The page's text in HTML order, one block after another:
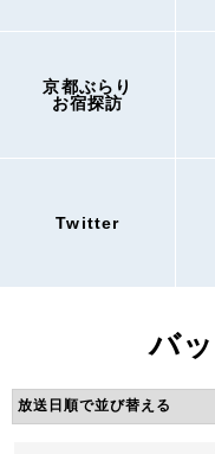
京都ぶらり
お宿探訪
Twitter
バ